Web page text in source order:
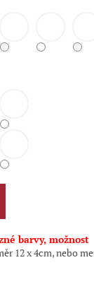
barvy, možnost
12 x 4cm, nebo